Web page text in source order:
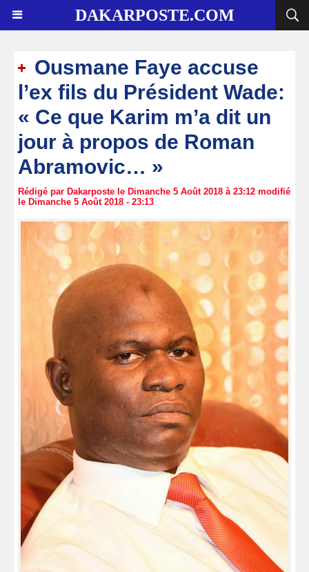
DAKARPOSTE.COM
Ousmane Faye accuse
l’ex fils du Président Wade:
« Ce que Karim m’a dit un
jour à propos de Roman
Abramovic… »
Rédigé par Dakarposte le Dimanche 5 Août 2018 à 23:12 modifié
le Dimanche 5 Août 2018 - 23:13